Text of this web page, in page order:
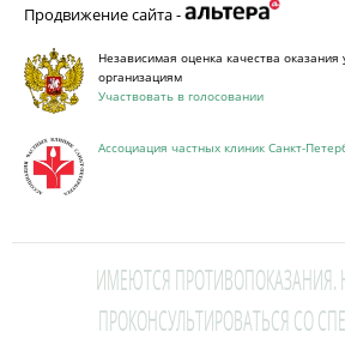
Продвижение сайта -
Независимая оценка качества оказания
организациям
Участвовать в голосовании
Ассоциация частных клиник Санкт-
ИМЕЮТСЯ
ПРОКОНСУЛЬТИРОВАТЬСЯ СО